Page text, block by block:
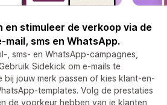
en stimuleer de verkoop via de
mail, sms en WhatsApp.
, sms- en WhatsApp-campagnes,
Sidekick om e-mails te
bij jouw merk passen of kies klant-en-
templates. Volg de prestaties
de voorkeur hebben van je klanten